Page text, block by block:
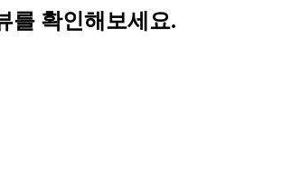
를 확인해보세요.